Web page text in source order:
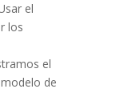
el
los
el
de